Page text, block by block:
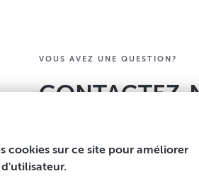
VOUS AVEZ UNE QUESTION?
CONTACTEZ-
Terms
cookies sur ce site pour améliorer